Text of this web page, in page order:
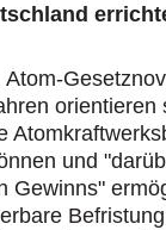
Atom-
und
Gewinns"